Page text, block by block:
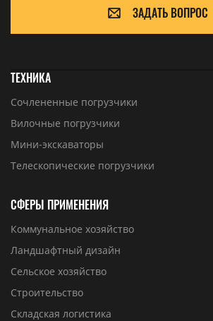
ЗАДАТЬ ВОПРОС
ТЕХНИКА
Сочлененные погрузчики
Вилочные погрузчики
Мини-экскаваторы
Телескопические погрузчики
СФЕРЫ ПРИМЕНЕНИЯ
Коммунальное хозяйство
Ландшафтный дизайн
Сельское хозяйство
Строительство
Складская логистика